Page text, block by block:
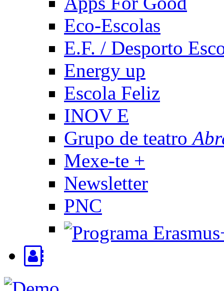
Eco-Escolas
E.F. / Desporto
Energy up
Escola Feliz
INOV E
Grupo de teatro
Mexe-te +
Newsletter
PNC